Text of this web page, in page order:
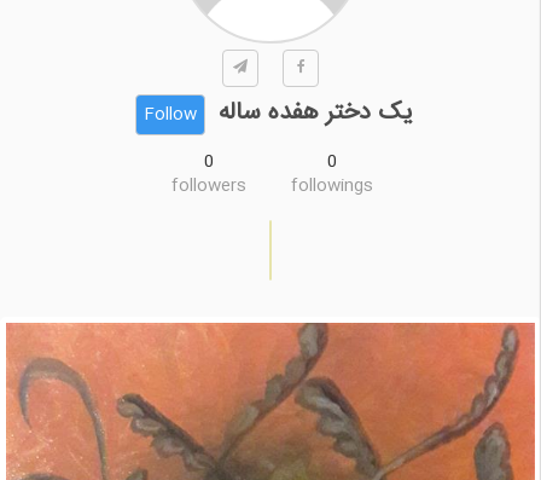
یک دختر هفده ساله
Follow
0
followings
0
followers